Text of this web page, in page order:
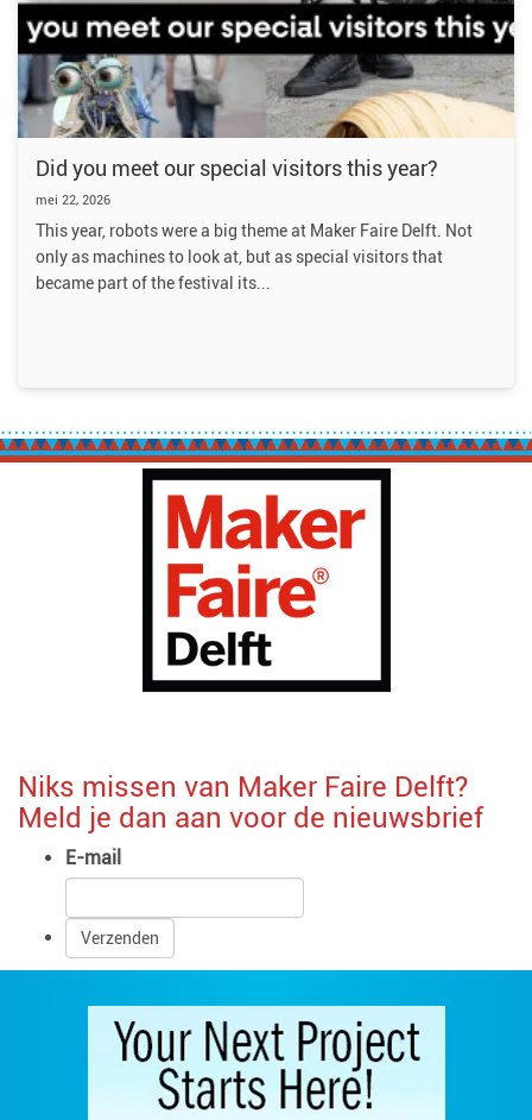
Did you meet our special visitors this year?
mei 22, 2026
This year, robots were a big theme at Maker Faire Delft. Not
only as machines to look at, but as special visitors that
became part of the festival its
Niks missen van Maker Faire Delft?
Meld je dan aan voor de nieuwsbrief
E-mail